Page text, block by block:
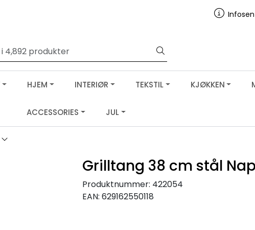
HJEM INTERIØR TEKSTIL KJØKKEN
ACCESSORIES JUL
Grilltang 38 cm stål
Produktnummer: 422054
EAN: 629162550118